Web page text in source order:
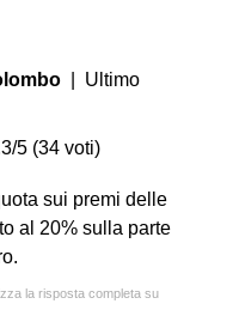
| Ultimo
5 (34 voti)
sui premi delle
al 20% sulla parte
la risposta completa su